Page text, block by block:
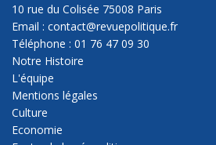
10 rue du Colisée 75008 Paris
Email : contact@revuepolitique.fr
Téléphone : 01 76 47 09 30
Notre Histoire
L'équipe
Mentions légales
Culture
Economie